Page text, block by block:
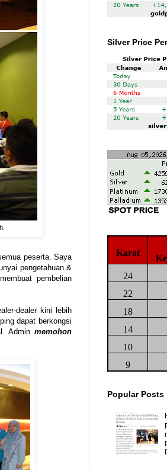
peserta. Saya
pengetahuan &
pembelian
dealer kini lebih
dapat berkongsi
Admin memohon
Silver Price
Karat
24
22
18
14
10
9
Popular Posts